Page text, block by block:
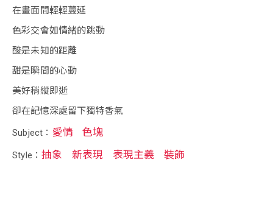
在畫面間輕輕蔓延
色彩交會如情緒的跳動
酸是未知的距離
甜是瞬間的心動
美好稍縱即逝
卻在記憶深處留下獨特香氣
Subject： 愛情 色塊
Style：抽象 新表現 表現主義 裝飾